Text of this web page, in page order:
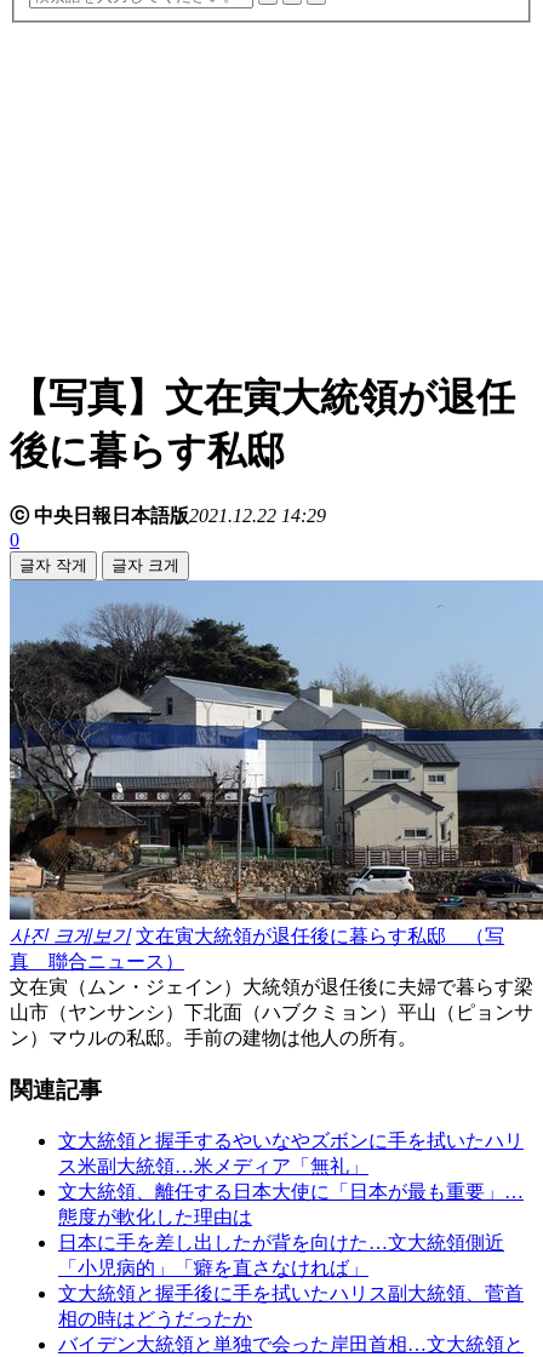
【写真】文在寅大統領が退任
後に暮らす私邸
ⓒ 中央日報日本語版2021.12.22 14:29
0
글자 작게 글자 크게
사진 크게보기 文在寅大統領が退任後に暮らす私邸 （写
真 聯合ニュース）
文在寅（ムン・ジェイン）大統領が退任後に夫婦で暮らす梁
山市（ヤンサンシ）下北面（ハブクミョン）平山（ピョンサ
ン）マウルの私邸。手前の建物は他人の所有。
関連記事
文大統領と握手するやいなやズボンに手を拭いたハリ
ス米副大統領…米メディア「無礼」
文大統領、離任する日本大使に「日本が最も重要」…
態度が軟化した理由は
日本に手を差し出したが背を向けた…文大統領側近
「小児病的」「癖を直さなければ」
文大統領と握手後に手を拭いたハリス副大統領、菅首
相の時はどうだったか
バイデン大統領と単独で会った岸田首相…文大統領と